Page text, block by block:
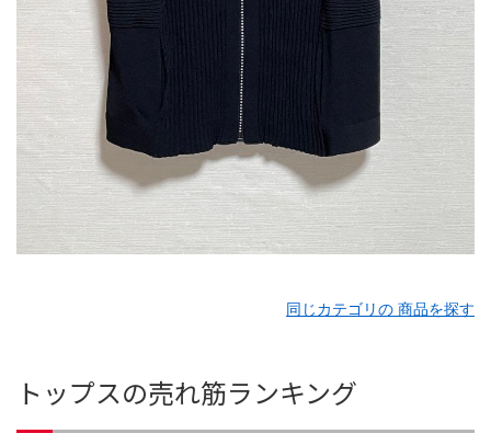
同じカテゴリの 商品を探す
トップスの売れ筋ランキング